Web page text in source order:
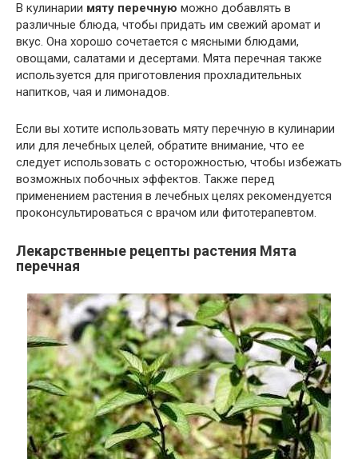
В кулинарии мяту перечную можно добавлять в
различные блюда, чтобы придать им свежий аромат и
вкус. Она хорошо сочетается с мясными блюдами,
овощами, салатами и десертами. Мята перечная также
используется для приготовления прохладительных
напитков, чая и лимонадов.
Если вы хотите использовать мяту перечную в кулинарии
или для лечебных целей, обратите внимание, что ее
следует использовать с осторожностью, чтобы избежать
возможных побочных эффектов. Также перед
применением растения в лечебных целях рекомендуется
проконсультироваться с врачом или фитотерапевтом.
Лекарственные рецепты растения Мята
перечная